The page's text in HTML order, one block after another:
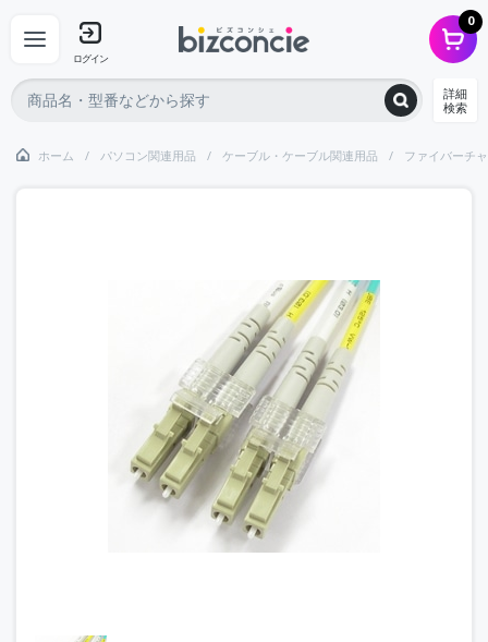
ログイン
0
詳細
検索
ホーム パソコン関連用品 ケーブル・ケーブル関連用品 ファイバーチ